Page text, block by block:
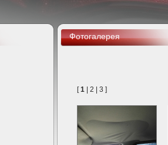
Фотогалерея
[1 2 3 ]